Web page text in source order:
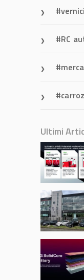
vernici
RC
Ultimi